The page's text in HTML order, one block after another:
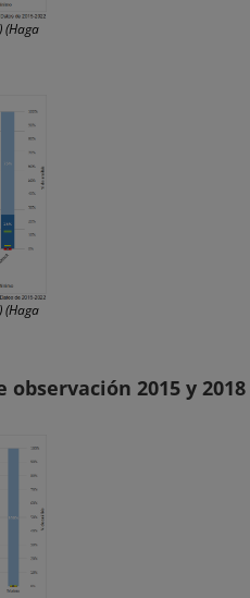
(Haga
(Haga
2015 y 2018